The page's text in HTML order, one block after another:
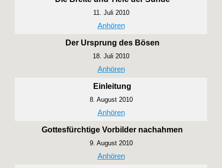
11. Juli 2010
Anhören
Der Ursprung des Bösen
18. Juli 2010
Anhören
Einleitung
8. August 2010
Anhören
Gottesfürchtige Vorbilder nachahmen
9. August 2010
Anhören